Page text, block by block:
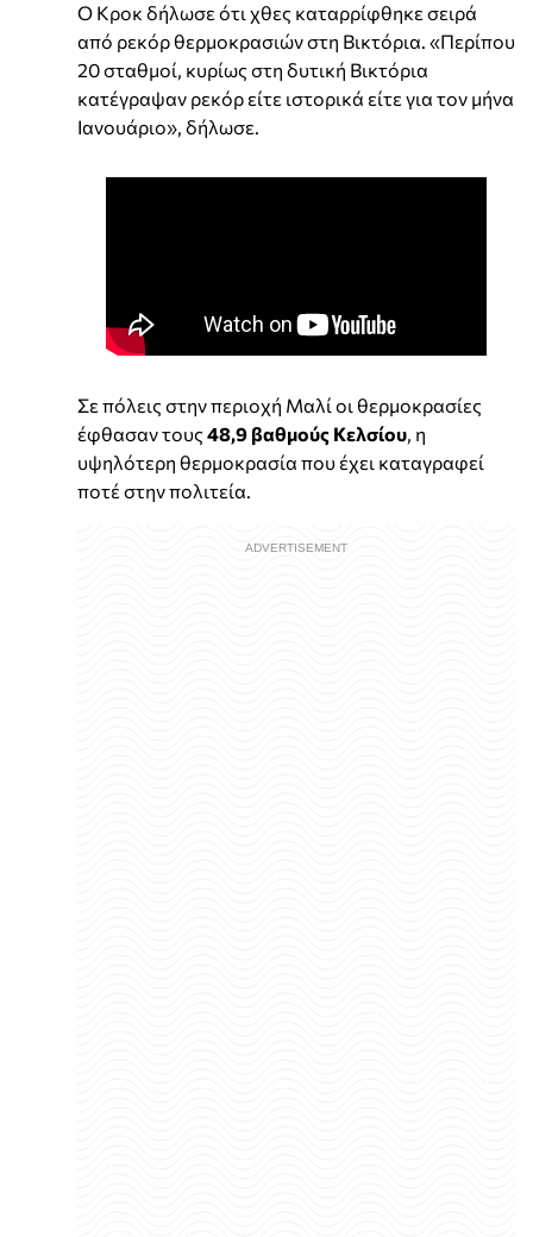
Ο Κροκ δήλωσε ότι χθες καταρρίφθηκε σειρά
από ρεκόρ θερμοκρασιών στη Βικτόρια. «Περίπου
20 σταθμοί, κυρίως στη δυτική Βικτόρια
κατέγραψαν ρεκόρ είτε ιστορικά είτε για τον μήνα
Ιανουάριο», δήλωσε.
Σε πόλεις στην περιοχή Μαλί οι θερμοκρασίες
έφθασαν τους 48,9 βαθμούς Κελσίου, η
υψηλότερη θερμοκρασία που έχει καταγραφεί
ποτέ στην πολιτεία.